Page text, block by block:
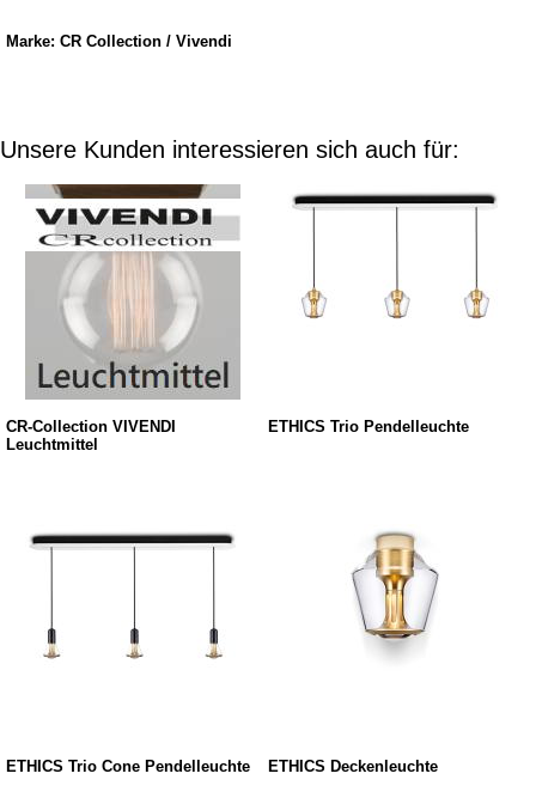
Marke: CR Collection / Vivendi
Unsere Kunden interessieren sich auch für:
CR-Collection VIVENDI
Leuchtmittel
ETHICS Trio Pendelleuchte
ETHICS Trio Cone Pendelleuchte ETHICS Deckenleuchte